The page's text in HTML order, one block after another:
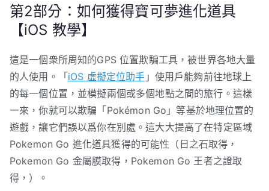
第2部分：如何獲得寶可夢進化道具
【iOS 教學】
這是一個衆所周知的GPS 位置欺騙工具，被世界各地大量
的人使用。「 iOS 虛擬定位助手 」使用戶能夠前往地球上
的每一個位置，並模擬兩個或多個地點之間的旅行。這樣
一來，你就可以欺騙「Pokémon Go」等基於地理位置的
遊戲，讓它們誤以爲你在別處。這大大提高了在特定區域
Pokemon Go 進化道具獲得的可能性（日之石取得，
Pokemon Go 金屬膜取得，Pokemon Go 王者之證取
得，）。